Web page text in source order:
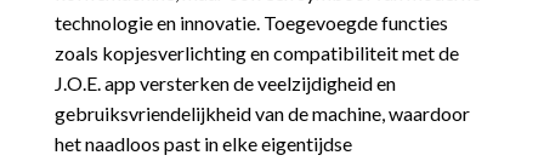
technologie en innovatie. Toegevoegde functies
zoals kopjesverlichting en compatibiliteit met de
J.O.E. app versterken de veelzijdigheid en
gebruiksvriendelijkheid van de machine, waardoor
het naadloos past in elke eigentijdse